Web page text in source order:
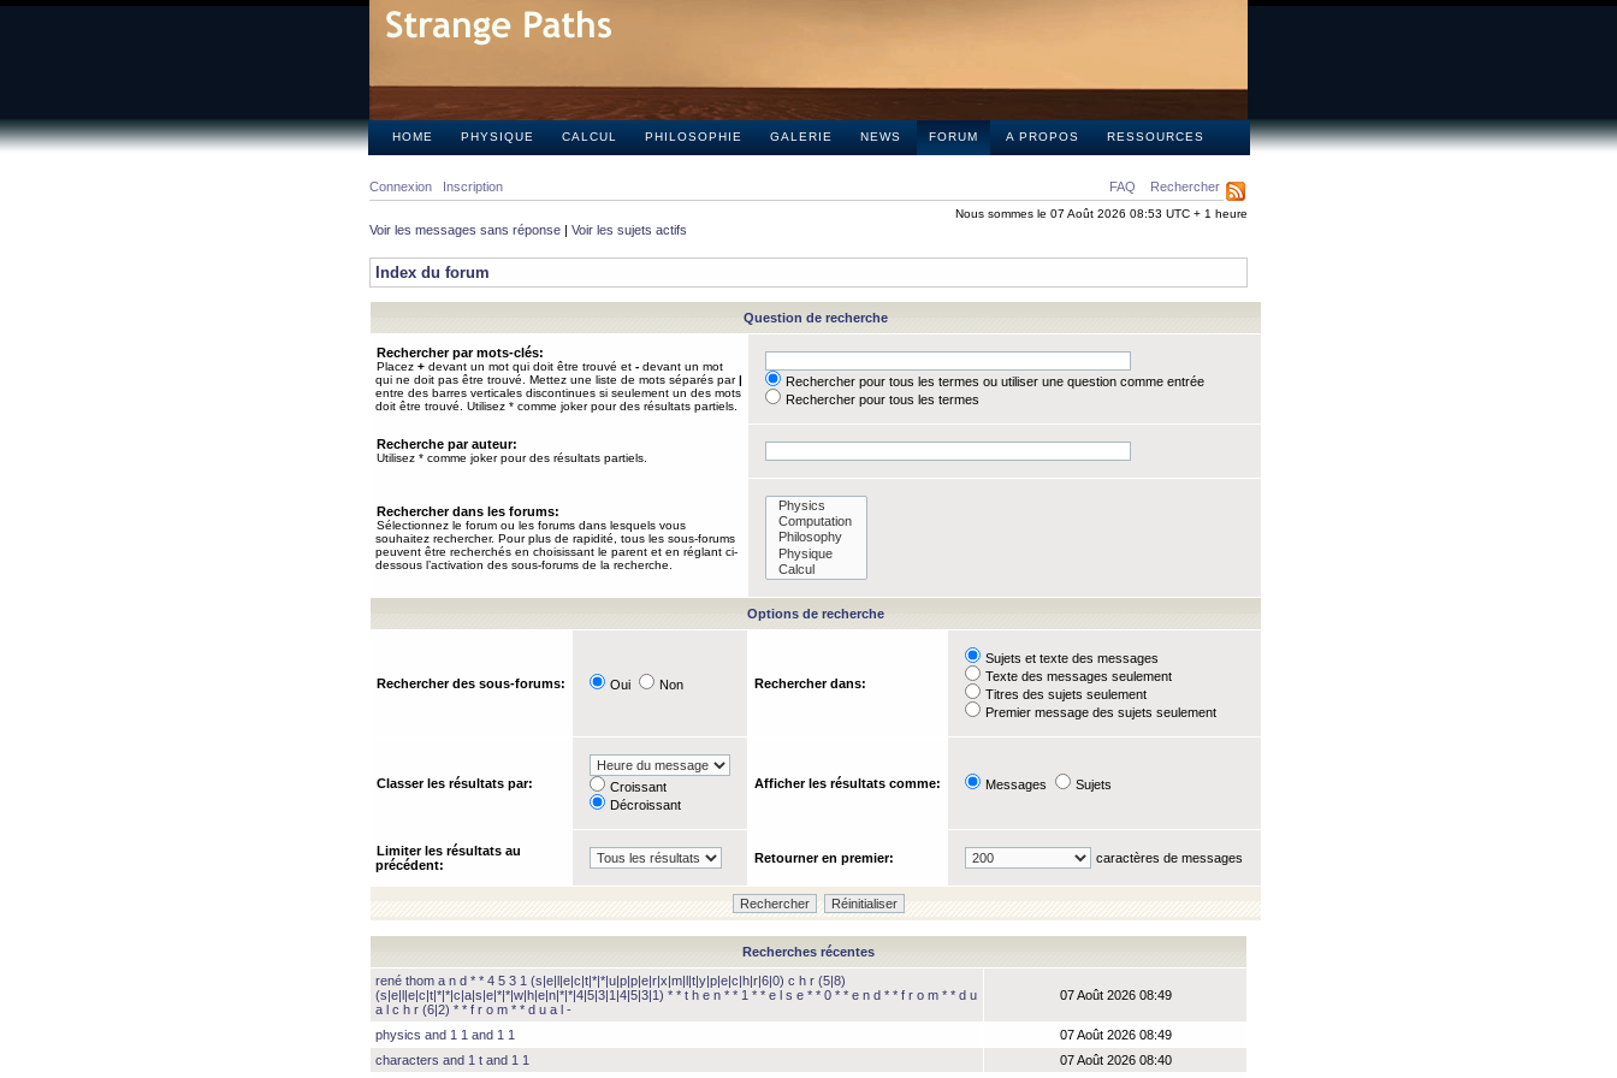
HOME PHYSIQUE CALCUL PHILOSOPHIE GALERIE NEWS FORUM A PROPOS RESSOURCES
FAQ Rechercher
Connexion Inscription
Nous sommes le 07 Août 2026 08:53 UTC + 1 heure
Voir les messages sans réponse | Voir les sujets actifs
Index du forum
Question de recherche
Rechercher par mots-clés:
Placez + devant un mot qui doit être trouvé et - devant un mot
qui ne doit pas être trouvé. Mettez une liste de mots séparés par|
entre des barres verticales discontinues si seulement un des mots
doit être trouvé. Utilisez * comme joker pour des résultats partiels.
Rechercher pour tous les termes ou utiliser une question comme entrée
Rechercher pour tous les termes
Recherche par auteur:
Utilisez * comme joker pour des résultats partiels.
Rechercher dans les forums:
Sélectionnez le forum ou les forums dans lesquels vous
souhaitez rechercher. Pour plus de rapidité, tous les sous-forums
peuvent être recherchés en choisissant le parent et en réglant ci-
dessous l’activation des sous-forums de la recherche.
Options de recherche
Rechercher des sous-forums: Oui Non Rechercher dans:
Sujets et texte des messages
Texte des messages seulement
Titres des sujets seulement
Premier message des sujets seulement
Classer les résultats par:
Croissant
Décroissant
Afficher les résultats comme: Messages Sujets
Limiter les résultats au
précédent:
Retourner en premier: caractères de messages
Recherches récentes
rené thom a n d * * 4 5 3 1 (s|e|l|e|c|t|*|*|u|p|p|e|r|x|m|l|t|y|p|e|c|h|r|6|0) c h r (5|8)
(s|e|l|e|c|t|*|*|c|a|s|e|*|*|w|h|e|n|*|*|4|5|3|1|4|5|3|1) * * t h e n * * 1 * * e l s e * * 0 * * e n d * * f r o m * * d u
a l c h r (6|2) * * f r o m * * d u a l -
07 Août 2026 08:49
physics and 1 1 and 1 1
07 Août 2026 08:49
characters and 1 t and 1 1
07 Août 2026 08:40